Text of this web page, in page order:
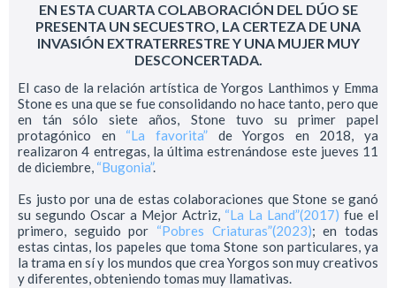
EN ESTA CUARTA COLABORACIÓN DEL DÚO SE
PRESENTA UN SECUESTRO, LA CERTEZA DE UNA
INVASIÓN EXTRATERRESTRE Y UNA MUJER MUY
DESCONCERTADA.
El caso de la relación artística de Yorgos Lanthimos y Emma
Stone es una que se fue consolidando no hace tanto, pero que
en tán sólo siete años, Stone tuvo su primer papel
protagónico en “La favorita”de Yorgos en 2018, ya
realizaron 4 entregas, la última estrenándose este jueves 11
de diciembre, “Bugonia”.
Es justo por una de estas colaboraciones que Stone se ganó
su segundo Oscar a Mejor Actriz, “La La Land”(2017) fue el
primero, seguido por “Pobres Criaturas”(2023); en todas
estas cintas, los papeles que toma Stone son particulares, ya
la trama en sí y los mundos que crea Yorgos son muy creativos
y diferentes, obteniendo tomas muy llamativas.